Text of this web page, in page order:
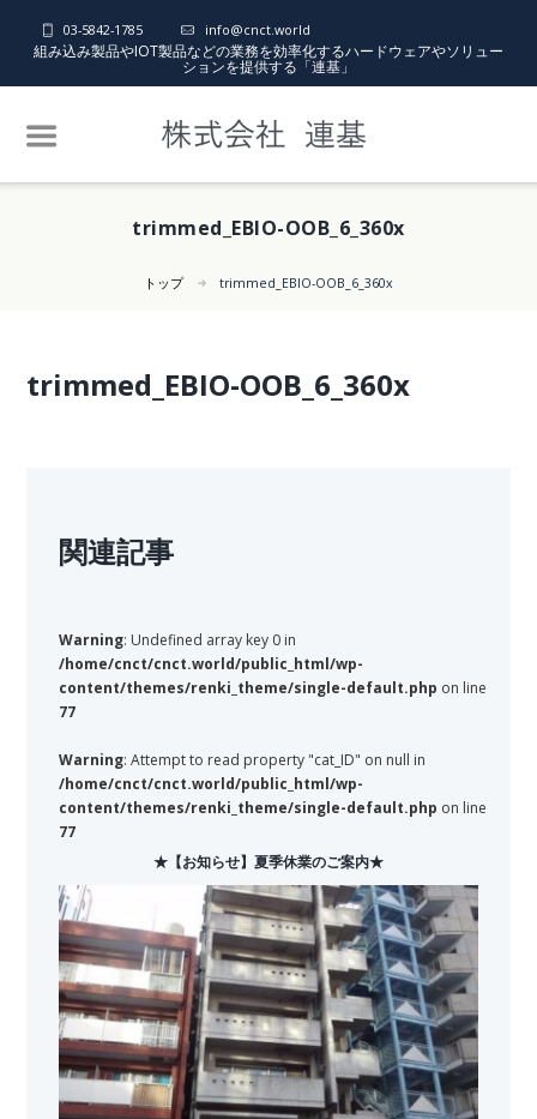
03-5842-1785 info@cnct.world
組み込み製品やIOT製品などの業務を効率化するハードウェアやソリュー
ションを提供する「連基」
trimmed_EBIO-OOB_6_360x
トップ trimmed_EBIO-OOB_6_360x
trimmed_EBIO-OOB_6_360x
関連記事
Warning: Undefined array key 0 in
/home/cnct/cnct.world/public_html/wp-
content/themes/renki_theme/single-default.php on line
77
Warning: Attempt to read property "cat_ID" on null in
/home/cnct/cnct.world/public_html/wp-
content/themes/renki_theme/single-default.php on line
77
★【お知らせ】夏季休業のご案内★